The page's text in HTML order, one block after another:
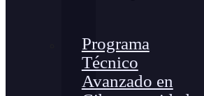
Programa
Técnico
Avanzado en